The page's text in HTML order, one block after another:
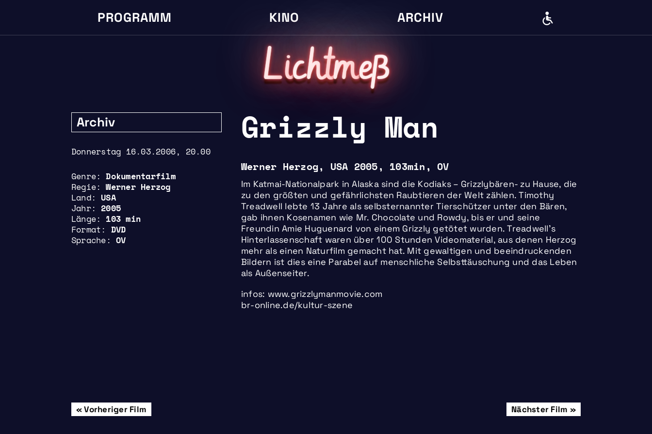
PROGRAMM KINO ARCHIV
Lichtmeß
Archiv
Donnerstag 16.03.2006, 20.00
Genre
Dokumentarfilm
Regie
Werner Herzog
Land
USA
Jahr
2005
Länge
103 min
Format
DVD
Sprache
OV
Grizzly Man
Werner Herzog, USA 2005, 103min, OV
Im Katmai-Nationalpark in Alaska sind die Kodiaks – Grizzlybären- zu Hause, die
zu den größten und gefährlichsten Raubtieren der Welt zählen. Timothy
Treadwell lebte 13 Jahre als selbsternannter Tierschützer unter den Bären,
gab ihnen Kosenamen wie Mr. Chocolate und Rowdy, bis er und seine
Freundin Amie Huguenard von einem Grizzly getötet wurden. Treadwell’s
Hinterlassenschaft waren über 100 Stunden Videomaterial, aus denen Herzog
mehr als einen Naturfilm gemacht hat. Mit gewaltigen und beeindruckenden
Bildern ist dies eine Parabel auf menschliche Selbsttäuschung und das Leben
als Außenseiter.
infos: www.grizzlymanmovie.com
br-online.de/kultur-szene
Beitrags-
Vorheriger Film Freitag, 24.03.
Nächster Film